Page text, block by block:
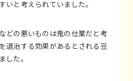
いと考えられていました。
どの悪いものは鬼の仕業だと考
退治する効果があるとされる豆
した。